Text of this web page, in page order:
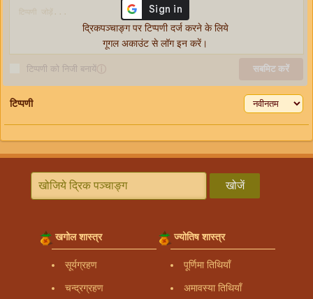
टिप्पणी को निजी बनायेंⓘ सबमिट करें
द्रिकपञ्चाङ्ग पर टिप्पणी दर्ज करने के लिये
गूगल अकाउंट से लॉग इन करें।
टिप्पणी
खोजें
खगोल शास्त्र
सूर्यग्रहण
चन्द्रग्रहण
ज्योतिष शास्त्र
पूर्णिमा तिथियाँ
अमावस्या तिथियाँ